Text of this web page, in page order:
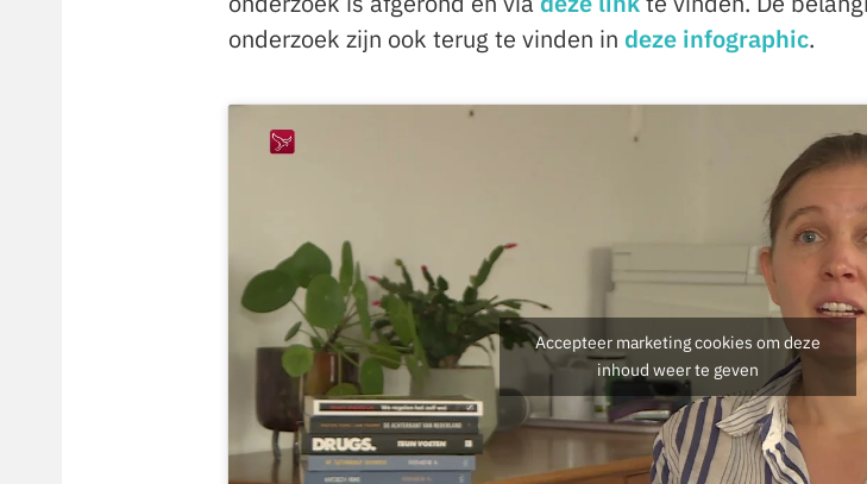
onderzoek zijn ook terug te vinden in deze infographic.
Accepteer marketing cookies om deze
inhoud weer te geven